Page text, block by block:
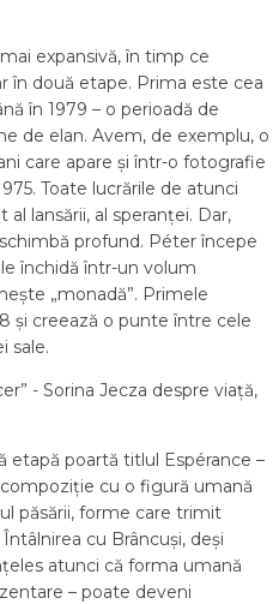
expansivă, în timp ce
în două etape. Prima este cea
în 1979 – o perioadă de
de elan. Avem, de exemplu, o
care apare și într-o fotografie
Toate lucrările de atunci
lansării, al speranței. Dar,
profund. Péter începe
închidă într-un volum
„monadă”. Primele
și creează o punte între cele
sale.
etapă poartă titlul Espérance –
compoziție cu o figură umană
păsării, forme care trimit
cu Brâncuși, deși
atunci că forma umană
– poate deveni